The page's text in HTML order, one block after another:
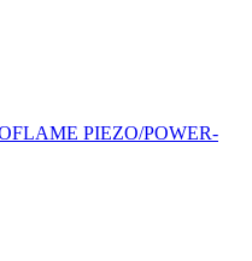
PIEZO/POWER-